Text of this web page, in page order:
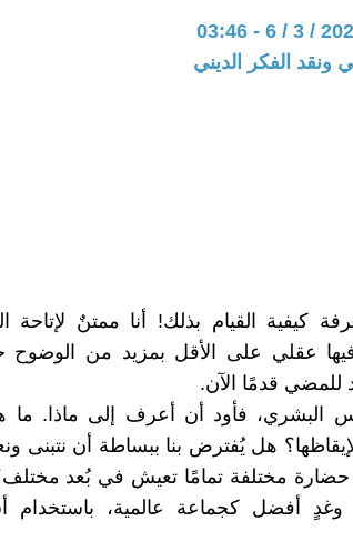
ونقد الفكر الديني
كيفية القيام بذلك! أنا ممتنٌ لإتاحة
عقلي على الأقل بمزيد من الوضوح
قدمًا الآن.
البشري، فأود أن أعرف إلى ماذا.
هل يُفترض بنا ببساطة أن نتبنى
مختلفة تمامًا تعيش في بُعد مختلف؟
وغدٍ أفضل كجماعة عالمية، باستخدام